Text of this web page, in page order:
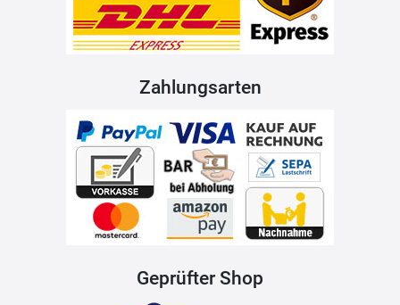
Zahlungsarten
Geprüfter Shop